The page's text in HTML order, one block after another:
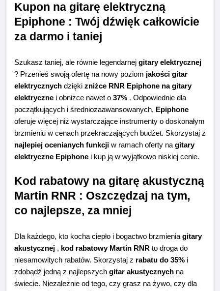
Kupon na gitarę elektryczną
Epiphone : Twój dźwięk całkowicie
za darmo i taniej
Szukasz taniej, ale równie legendarnej gitary elektrycznej
? Przenieś swoją ofertę na nowy poziom jakości gitar
elektrycznych dzięki zniżce RNR Epiphone na gitary
elektryczne i obniżce nawet o 37% . Odpowiednie dla
początkujących i średniozaawansowanych, Epiphone
oferuje więcej niż wystarczające instrumenty o doskonałym
brzmieniu w cenach przekraczających budżet. Skorzystaj z
najlepiej ocenianych funkcji w ramach oferty na gitary
elektryczne Epiphone i kup ją w wyjątkowo niskiej cenie.
Kod rabatowy na gitarę akustyczną
Martin RNR : Oszczędzaj na tym,
co najlepsze, za mniej
Dla każdego, kto kocha ciepło i bogactwo brzmienia gitary
akustycznej , kod rabatowy Martin RNR to droga do
niesamowitych rabatów. Skorzystaj z rabatu do 35% i
zdobądź jedną z najlepszych gitar akustycznych na
świecie. Niezależnie od tego, czy grasz na żywo, czy dla